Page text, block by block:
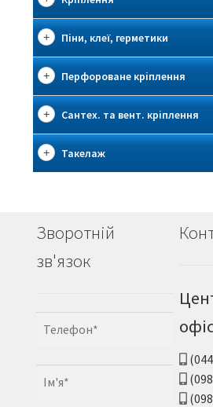
Піни, клеї, герметики
Перфороване кріплення
Сантех. та вент. кріплення
Такелаж
Зворотній
зв'язок